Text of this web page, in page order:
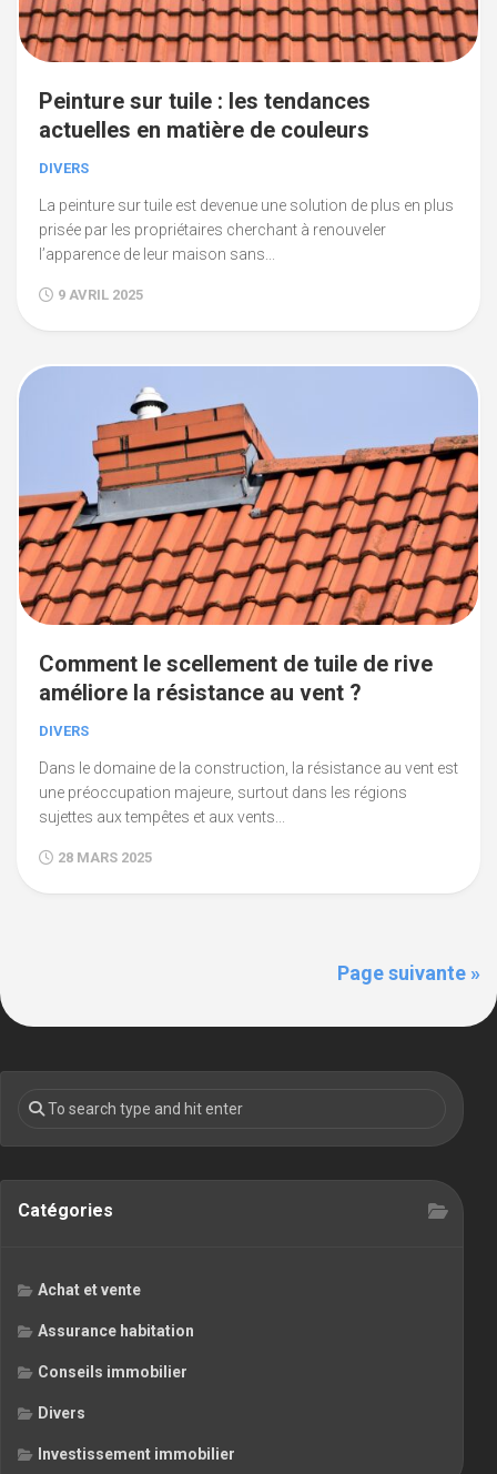
Peinture sur tuile : les tendances
actuelles en matière de couleurs
DIVERS
La peinture sur tuile est devenue une solution de plus en plus
prisée par les propriétaires cherchant à renouveler
l’apparence de leur maison sans...
9 AVRIL 2025
Comment le scellement de tuile de rive
améliore la résistance au vent ?
DIVERS
Dans le domaine de la construction, la résistance au vent est
une préoccupation majeure, surtout dans les régions
sujettes aux tempêtes et aux vents...
28 MARS 2025
Page suivante »
Catégories
Achat et vente
Assurance habitation
Conseils immobilier
Divers
Investissement immobilier